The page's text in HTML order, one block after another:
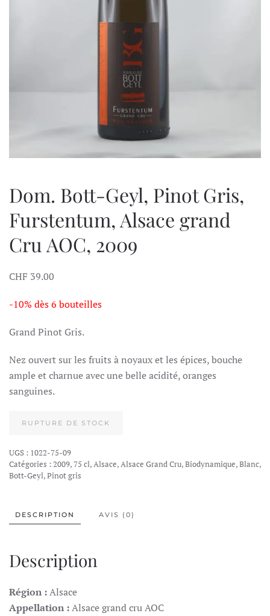
Dom. Bott-Geyl, Pinot Gris,
Furstentum, Alsace grand
Cru AOC, 2009
CHF 39.00
-10% dès 6 bouteilles
Grand Pinot Gris.
Nez ouvert sur les fruits à noyaux et les épices, bouche
ample et charnue avec une belle acidité, oranges
sanguines.
RUPTURE DE STOCK
UGS : 1022-75-09
Catégories : 2009, 75 cl,Alsace,Alsace Grand Cru,Biodynamique,Blanc,
Bott-Geyl,Pinot gris
DESCRIPTION AVIS (0)
Description
Région :Alsace
Appellation :Alsace grand cru AOC